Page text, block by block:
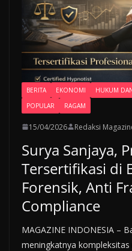
BERITA EKONOMI HUKUM
POPULAR
RAGAM
15/04/2026 Redaksi
Surya Sanjaya,
Tersertifikasi di
Forensik, Anti
Compliance
MAGAZINE INDONESIA –
meningkatnya